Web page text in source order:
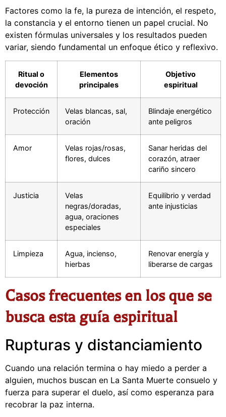
Factores como la fe, la pureza de intención, el respeto,
la constancia y el entorno tienen un papel crucial. No
existen fórmulas universales y los resultados pueden
variar, siendo fundamental un enfoque ético y reflexivo.
Ritual o
devoción
Elementos
principales
Objetivo
espiritual
Protección
Velas blancas, sal,
oración
Blindaje energético
ante peligros
Amor
Velas rojas/rosas,
flores, dulces
Sanar heridas del
corazón, atraer
cariño sincero
Justicia
Velas
negras/doradas,
agua, oraciones
especiales
Equilibrio y verdad
ante injusticias
Limpieza
Agua, incienso,
hierbas
Renovar energía y
liberarse de cargas
Casos frecuentes en los que se
busca esta guía espiritual
Rupturas y distanciamiento
Cuando una relación termina o hay miedo a perder a
alguien, muchos buscan en La Santa Muerte consuelo y
fuerza para superar el duelo, así como esperanza para
recobrar la paz interna.